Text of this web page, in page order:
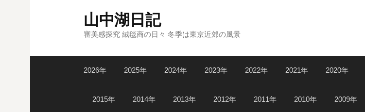
ツ
山中湖日記
審美感探究 絨毯商の日々 冬季は東京近郊の風景
2026年 2025年 2024年 2023年 2022年 2021年 2020年
2015年 2014年 2013年 2012年 2011年 2010年 2009年